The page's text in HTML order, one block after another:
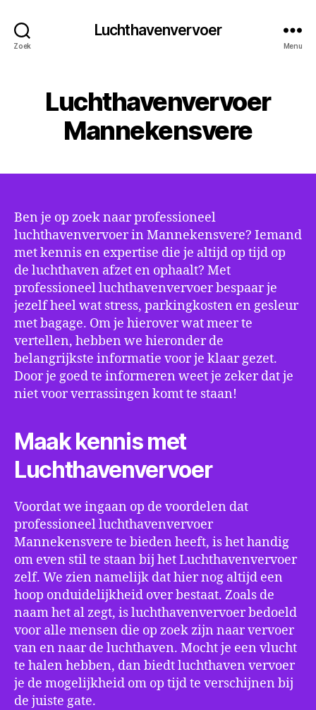
Zoek
Luchthavenvervoer
Menu
Luchthavenvervoer
Mannekensvere
Ben je op zoek naar professioneel
luchthavenvervoer in Mannekensvere? Iemand
met kennis en expertise die je altijd op tijd op
de luchthaven afzet en ophaalt? Met
professioneel luchthavenvervoer bespaar je
jezelf heel wat stress, parkingkosten en gesleur
met bagage. Om je hierover wat meer te
vertellen, hebben we hieronder de
belangrijkste informatie voor je klaar gezet.
Door je goed te informeren weet je zeker dat je
niet voor verrassingen komt te staan!
Maak kennis met
Luchthavenvervoer
Voordat we ingaan op de voordelen dat
professioneel luchthavenvervoer
Mannekensvere te bieden heeft, is het handig
om even stil te staan bij het Luchthavenvervoer
zelf. We zien namelijk dat hier nog altijd een
hoop onduidelijkheid over bestaat. Zoals de
naam het al zegt, is luchthavenvervoer bedoeld
voor alle mensen die op zoek zijn naar vervoer
van en naar de luchthaven. Mocht je een vlucht
te halen hebben, dan biedt luchthaven vervoer
je de mogelijkheid om op tijd te verschijnen bij
de juiste gate.